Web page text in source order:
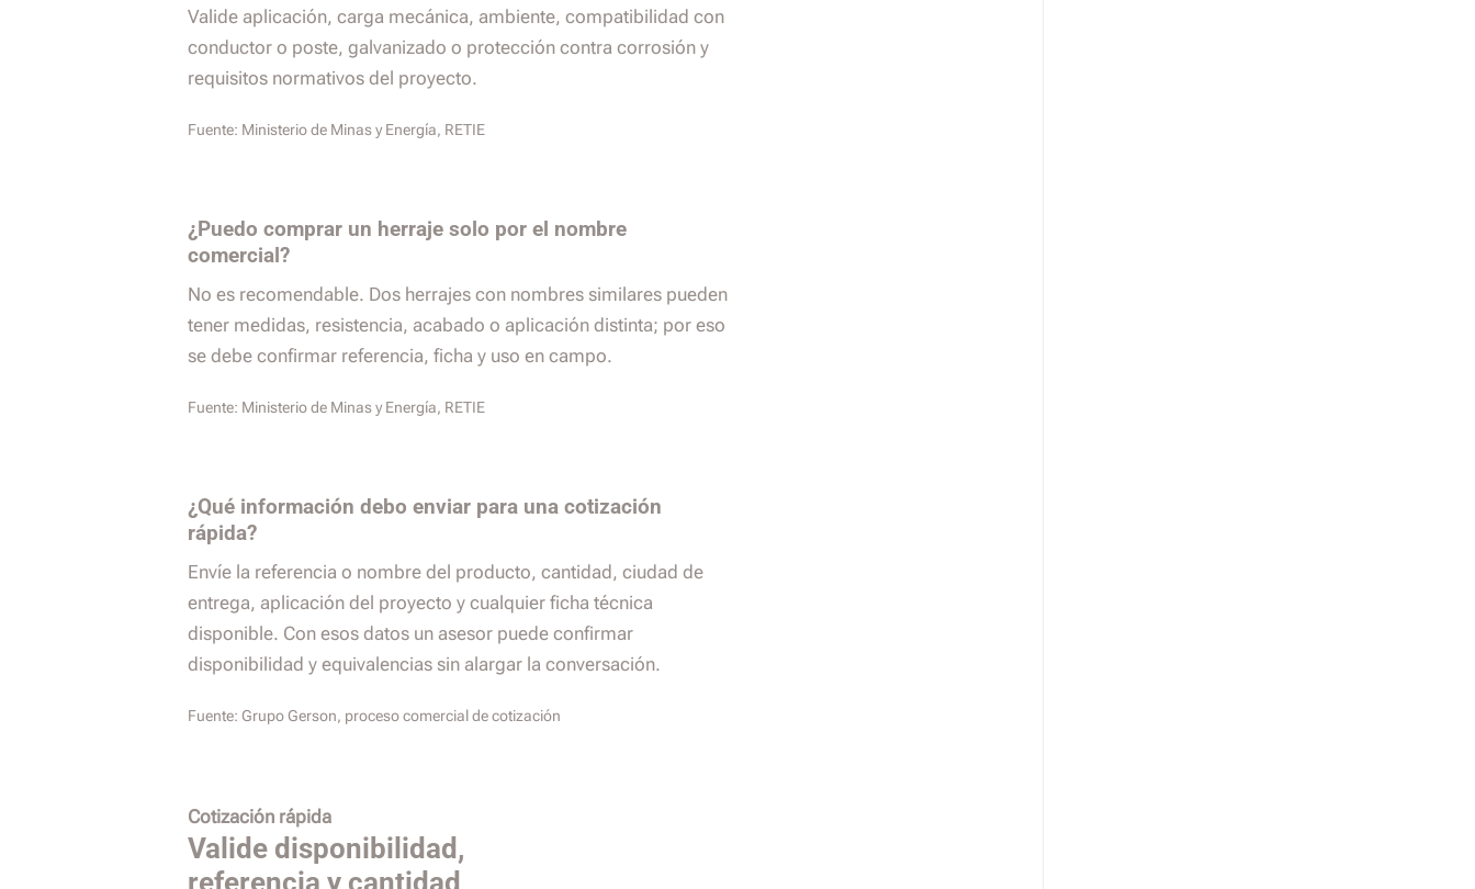
Valide aplicación, carga mecánica, ambiente, compatibilidad con
conductor o poste, galvanizado o protección contra corrosión y
requisitos normativos del proyecto.
Fuente: Ministerio de Minas y Energía, RETIE
¿Puedo comprar un herraje solo por el nombre
comercial?
No es recomendable. Dos herrajes con nombres similares pueden
tener medidas, resistencia, acabado o aplicación distinta; por eso
se debe confirmar referencia, ficha y uso en campo.
Fuente: Ministerio de Minas y Energía, RETIE
¿Qué información debo enviar para una cotización
rápida?
Envíe la referencia o nombre del producto, cantidad, ciudad de
entrega, aplicación del proyecto y cualquier ficha técnica
disponible. Con esos datos un asesor puede confirmar
disponibilidad y equivalencias sin alargar la conversación.
Fuente: Grupo Gerson, proceso comercial de cotización
Cotización rápida
Valide disponibilidad,